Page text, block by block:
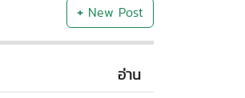
+ New Post
อ่าน